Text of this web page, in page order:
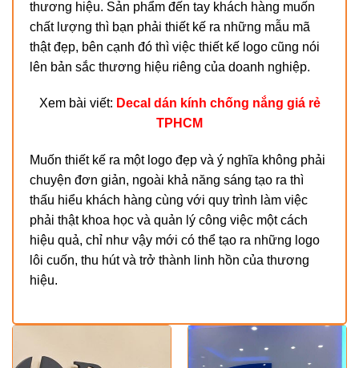
thương hiệu. Sản phẩm đến tay khách hàng muốn
chất lượng thì bạn phải thiết kế ra những mẫu mã
thật đẹp, bên cạnh đó thì việc thiết kế logo cũng nói
lên bản sắc thương hiệu riêng của doanh nghiệp.
Xem bài viết: Decal dán kính chống nắng giá rẻ
TPHCM
Muốn thiết kế ra một logo đẹp và ý nghĩa không phải
chuyện đơn giản, ngoài khả năng sáng tạo ra thì
thấu hiểu khách hàng cùng với quy trình làm việc
phải thật khoa học và quản lý công việc một cách
hiệu quả, chỉ như vậy mới có thể tạo ra những logo
lôi cuốn, thu hút và trở thành linh hồn của thương
hiệu.